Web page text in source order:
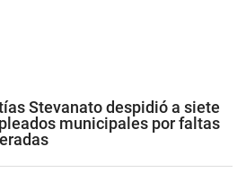
Stevanato despidió a siete
municipales por faltas